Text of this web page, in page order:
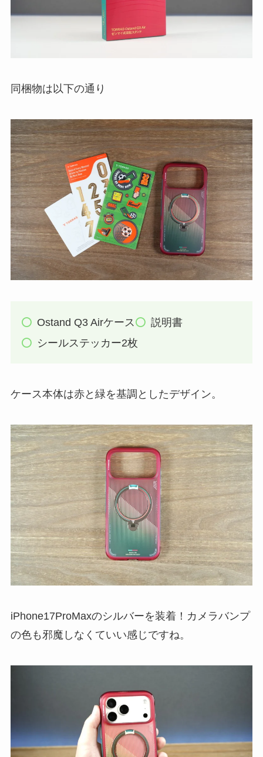
同梱物は以下の通り
Ostand Q3 Airケース
説明書
シールステッカー2枚
ケース本体は赤と緑を基調としたデザイン。
iPhone17ProMaxのシルバーを装着！カメラバンプ
の色も邪魔しなくていい感じですね。